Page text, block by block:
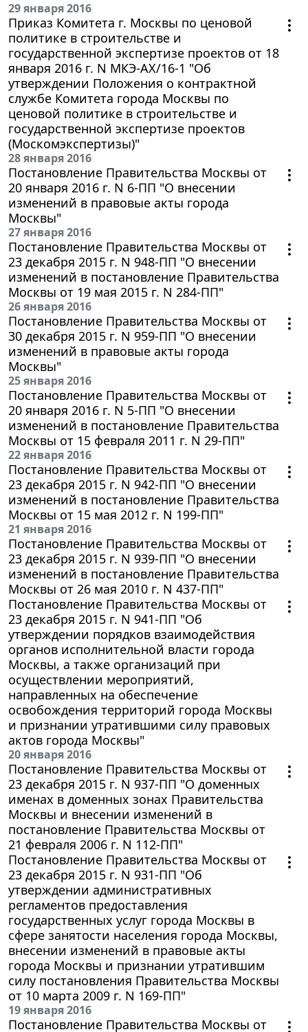
29 января 2016
Приказ Комитета г. Москвы по ценовой
политике в строительстве и
государственной экспертизе проектов от 18
января 2016 г. N МКЭ-АХ/16-1 "Об
утверждении Положения о контрактной
службе Комитета города Москвы по
ценовой политике в строительстве и
государственной экспертизе проектов
(Москомэкспертизы)"
28 января 2016
Постановление Правительства Москвы от
20 января 2016 г. N 6-ПП "О внесении
изменений в правовые акты города
Москвы"
27 января 2016
Постановление Правительства Москвы от
23 декабря 2015 г. N 948-ПП "О внесении
изменений в постановление Правительства
Москвы от 19 мая 2015 г. N 284-ПП"
26 января 2016
Постановление Правительства Москвы от
30 декабря 2015 г. N 959-ПП "О внесении
изменений в правовые акты города
Москвы"
25 января 2016
Постановление Правительства Москвы от
20 января 2016 г. N 5-ПП "О внесении
изменений в постановление Правительства
Москвы от 15 февраля 2011 г. N 29-ПП"
22 января 2016
Постановление Правительства Москвы от
23 декабря 2015 г. N 942-ПП "О внесении
изменений в постановление Правительства
Москвы от 15 мая 2012 г. N 199-ПП"
21 января 2016
Постановление Правительства Москвы от
23 декабря 2015 г. N 939-ПП "О внесении
изменений в постановление Правительства
Москвы от 26 мая 2010 г. N 437-ПП"
Постановление Правительства Москвы от
23 декабря 2015 г. N 941-ПП "Об
утверждении порядков взаимодействия
органов исполнительной власти города
Москвы, а также организаций при
осуществлении мероприятий,
направленных на обеспечение
освобождения территорий города Москвы
и признании утратившими силу правовых
актов города Москвы"
20 января 2016
Постановление Правительства Москвы от
23 декабря 2015 г. N 937-ПП "О доменных
именах в доменных зонах Правительства
Москвы и внесении изменений в
постановление Правительства Москвы от
21 февраля 2006 г. N 112-ПП"
Постановление Правительства Москвы от
23 декабря 2015 г. N 931-ПП "Об
утверждении административных
регламентов предоставления
государственных услуг города Москвы в
сфере занятости населения города Москвы,
внесении изменений в правовые акты
города Москвы и признании утратившим
силу постановления Правительства Москвы
от 10 марта 2009 г. N 169-ПП"
19 января 2016
Постановление Правительства Москвы от